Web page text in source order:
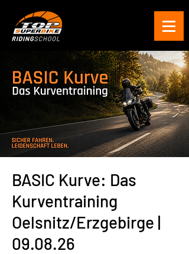
BASIC Kurve: Das
Kurventraining
Oelsnitz/Erzgebirge |
09.08.26